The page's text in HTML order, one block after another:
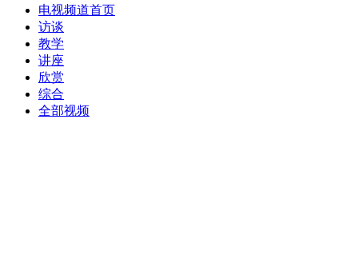
电视频道首页
访谈
教学
讲座
欣赏
综合
全部视频